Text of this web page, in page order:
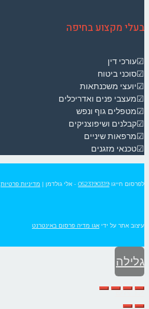
בעלי מקצוע בחיפה
☑עורכי דין
☑סוכני ביטוח
☑יועצי משכנתאות
☑מעצבי פנים ואדריכלים
☑מטפלים גוף ונפש
☑קבלנים ושיפוצניקים
☑מרפאות שיניים
☑טכנאי מזגנים
לפרסום חייגו 0523190319 - אלי גולדמן | מדיניות פרטיות
עיצוב אתר על ידי אגו מדיה פרסום באינטרנט
גלילה
לראש